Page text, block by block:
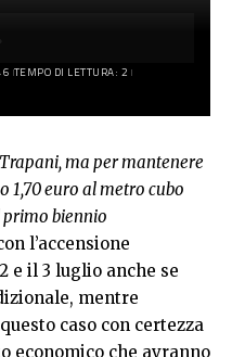
TEMPO DI LETTURA: 2
ma per mantenere
euro al metro cubo
primo biennio
l’accensione
e il 3 luglio anche se
mentre
caso con certezza
economico che avranno